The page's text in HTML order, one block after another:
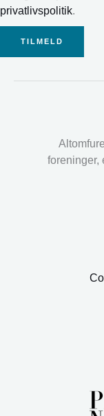
privatlivspolitik.
TILMELD
foreninger,